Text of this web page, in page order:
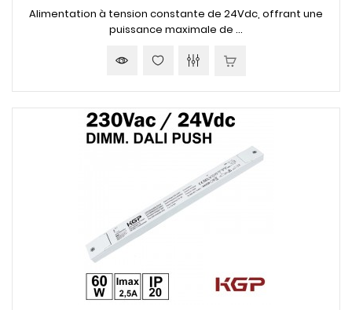
Alimentation à tension constante de 24Vdc, offrant une
puissance maximale de ...